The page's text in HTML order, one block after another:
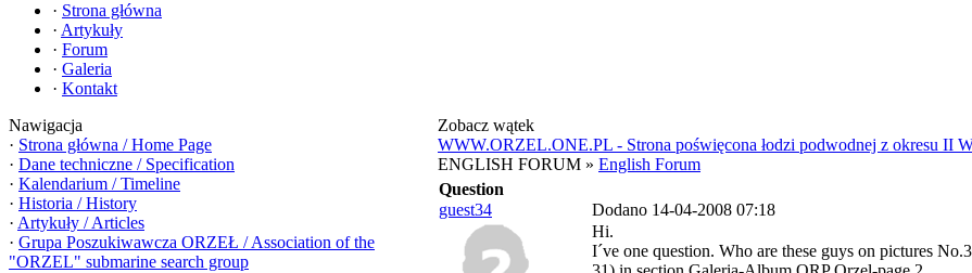
· Strona główna
· Artykuły
· Forum
· Galeria
· Kontakt
Nawigacja
· Strona główna / Home Page
· Dane techniczne / Specification
· Kalendarium / Timeline
· Historia / History
· Artykuły / Articles
· Grupa Poszukiwawcza ORZEŁ / Association of the
"ORZEL" submarine search group
Zobacz wątek
WWW.ORZEL.ONE.PL - Strona poświęcona łodzi podwodnej z okresu II
ENGLISH FORUM » English Forum
Question
guest34
Dodano 14-04-2008 07:18
Hi.
I´ve one question. Who are these guys on pictures